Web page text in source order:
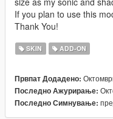
If you plan to use this
Thank You!
SKIN ADD-ON
Првпат Додадено:
Последно Ажурирање:
Последно Симнување: